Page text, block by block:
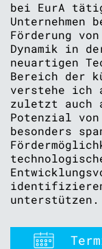
bei EurA
Unternehmen
Förderung
Dynamik in
neuartigen
Bereich der
verstehe ich
zuletzt auch
Potenzial
besonders
identifizieren
unterstützen.